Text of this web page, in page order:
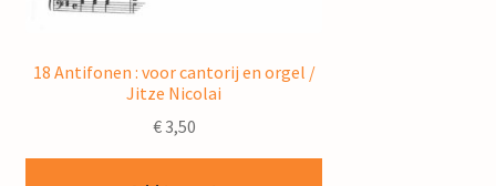
18 Antifonen : voor cantorij en orgel /
Jitze Nicolai
€3,50